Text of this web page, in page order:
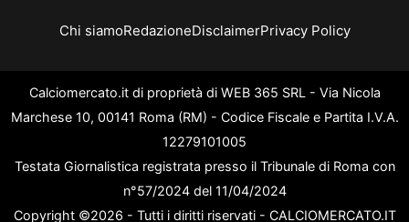
Chi siamoRedazioneDisclaimerPrivacy Policy
Calciomercato.it di proprietà di WEB 365 SRL - Via Nicola
Marchese 10, 00141 Roma (RM) - Codice Fiscale e Partita I.V.A.
12279101005
Testata Giornalistica registrata presso il Tribunale di Roma con
n°57/2024 del 11/04/2024
Copyright ©2026 - Tutti i diritti riservati - CALCIOMERCATO.IT